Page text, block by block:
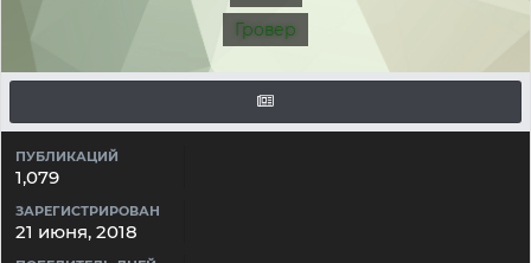
Гровер
ПУБЛИКАЦИЙ
1,079
ЗАРЕГИСТРИРОВАН
21 июня, 2018